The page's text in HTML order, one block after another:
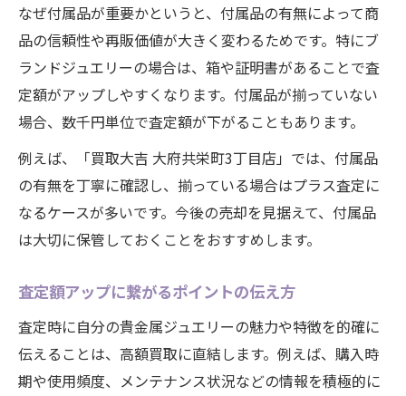
なぜ付属品が重要かというと、付属品の有無によって商
品の信頼性や再販価値が大きく変わるためです。特にブ
ランドジュエリーの場合は、箱や証明書があることで査
定額がアップしやすくなります。付属品が揃っていない
場合、数千円単位で査定額が下がることもあります。
例えば、「買取大吉 大府共栄町3丁目店」では、付属品
の有無を丁寧に確認し、揃っている場合はプラス査定に
なるケースが多いです。今後の売却を見据えて、付属品
は大切に保管しておくことをおすすめします。
査定額アップに繋がるポイントの伝え方
査定時に自分の貴金属ジュエリーの魅力や特徴を的確に
伝えることは、高額買取に直結します。例えば、購入時
期や使用頻度、メンテナンス状況などの情報を積極的に